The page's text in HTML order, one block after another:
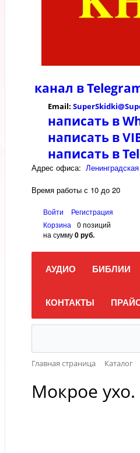
канал в
Email:
написать в
написать в
написать в
Адрес офиса:
Время работы с 10 до 20
Войти
Регистрация
Корзина
0 позиций
на сумму0 руб.
АУДИО БИБЛИИ
КОНТАКТЫ
Главная страница Каталог
Мокрое